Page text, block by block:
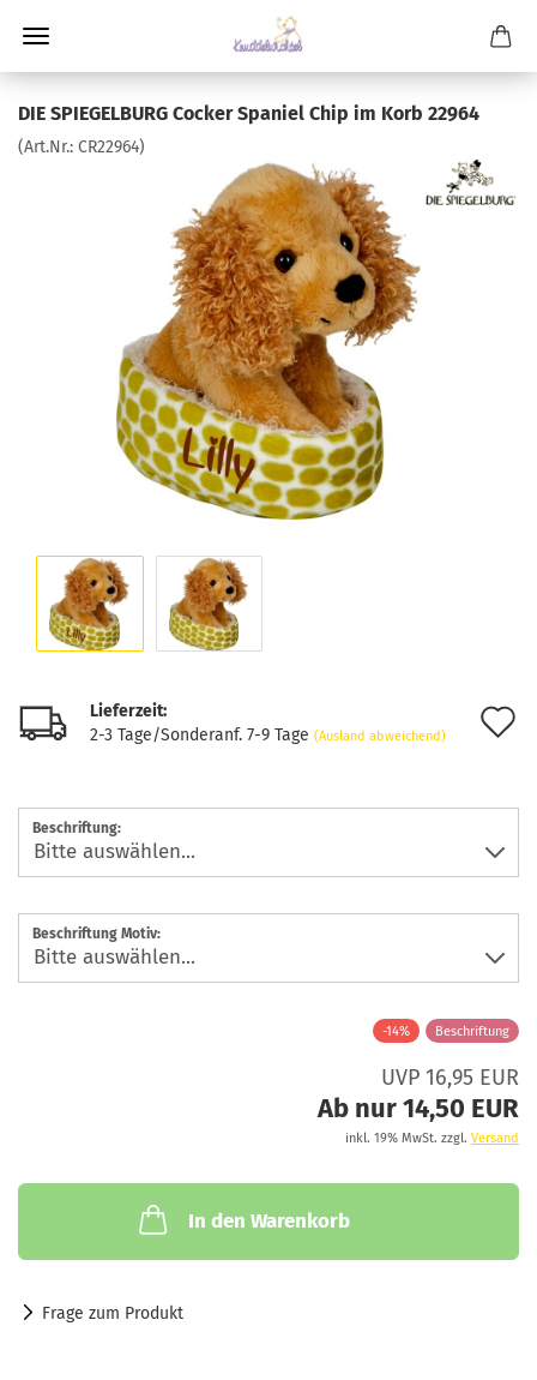
DIE SPIEGELBURG Cocker Spaniel Chip im Korb 22964
(Art.Nr.: CR22964)
Lieferzeit:
2-3 Tage/Sonderanf. 7-9 Tage (Ausland abweichend)
Beschriftung:
Beschriftung Motiv:
-14% Beschriftung
UVP 16,95 EUR
Ab nur 14,50 EUR
inkl. 19% MwSt. zzgl. Versand
In den Warenkorb
Frage zum Produkt